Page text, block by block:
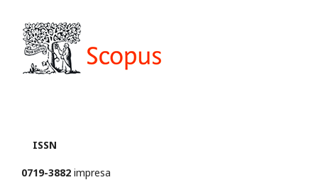
ISSN
0719-3882 impresa